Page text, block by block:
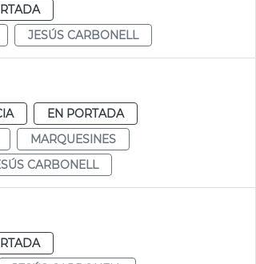
JESÚS CARBONELL
EN PORTADA
MARQUESINES
CARBONELL